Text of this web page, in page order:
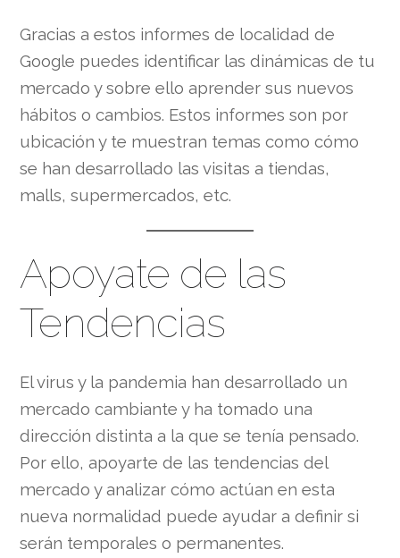
Gracias a estos informes de localidad de
Google puedes identificar las dinámicas de tu
mercado y sobre ello aprender sus nuevos
hábitos o cambios. Estos informes son por
ubicación y te muestran temas como cómo
se han desarrollado las visitas a tiendas,
malls, supermercados, etc.
Apoyate de las
Tendencias
El virus y la pandemia han desarrollado un
mercado cambiante y ha tomado una
dirección distinta a la que se tenía pensado.
Por ello, apoyarte de las tendencias del
mercado y analizar cómo actúan en esta
nueva normalidad puede ayudar a definir si
serán temporales o permanentes.